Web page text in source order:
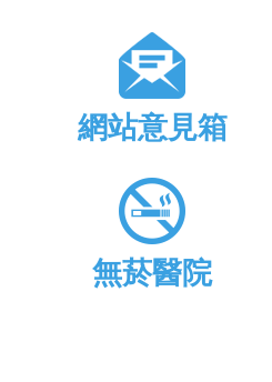
網站意見箱
無菸醫院